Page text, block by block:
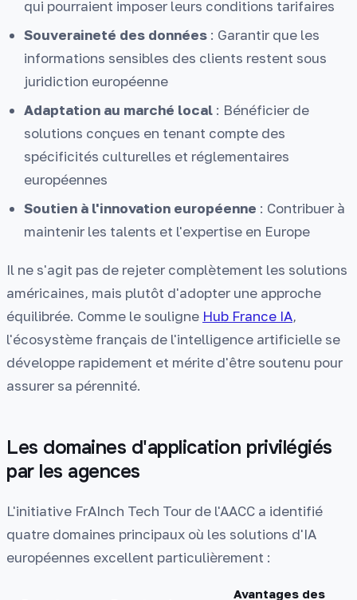
qui pourraient imposer leurs conditions tarifaires
Souveraineté des données : Garantir que les
informations sensibles des clients restent sous
juridiction européenne
Adaptation au marché local : Bénéficier de
solutions conçues en tenant compte des
spécificités culturelles et réglementaires
européennes
Soutien à l'innovation européenne : Contribuer à
maintenir les talents et l'expertise en Europe
Il ne s'agit pas de rejeter complètement les solutions
américaines, mais plutôt d'adopter une approche
équilibrée. Comme le souligne Hub France IA,
l'écosystème français de l'intelligence artificielle se
développe rapidement et mérite d'être soutenu pour
assurer sa pérennité.
Les domaines d'application privilégiés
par les agences
L'initiative FrAInch Tech Tour de l'AACC a identifié
quatre domaines principaux où les solutions d'IA
européennes excellent particulièrement :
Avantages des